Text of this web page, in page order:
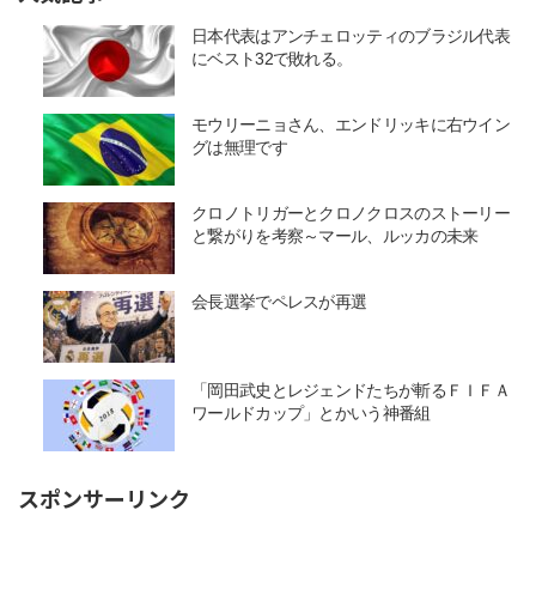
日本代表はアンチェロッティのブラジル代表
にベスト32で敗れる。
モウリーニョさん、エンドリッキに右ウイン
グは無理です
クロノトリガーとクロノクロスのストーリー
と繋がりを考察～マール、ルッカの未来
会長選挙でペレスが再選
「岡田武史とレジェンドたちが斬るＦＩＦＡ
ワールドカップ」とかいう神番組
スポンサーリンク